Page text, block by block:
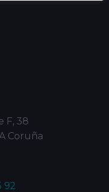
F, 38
Coruña
92